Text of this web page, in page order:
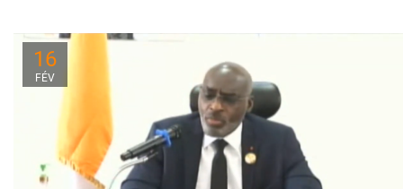
16
FÉV